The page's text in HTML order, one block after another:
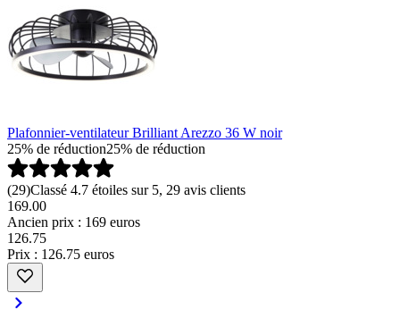
Plafonnier-ventilateur Brilliant Arezzo 36 W noir
25% de réduction25% de réduction
(29)Classé 4.7 étoiles sur 5, 29 avis clients
169.00
Ancien prix : 169 euros
126.75
Prix : 126.75 euros